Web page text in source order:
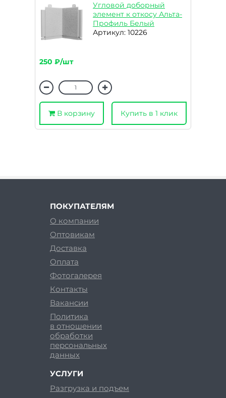
Угловой доборный
элемент к откосу Альта-
Профиль Белый
Артикул: 10226
250 ₽/шт
В корзину Купить в 1 клик
ПОКУПАТЕЛЯМ
О компании
Оптовикам
Доставка
Оплата
Фотогалерея
Контакты
Вакансии
Политика
в отношении
обработки
персональных
данных
УСЛУГИ
Разгрузка и подъем